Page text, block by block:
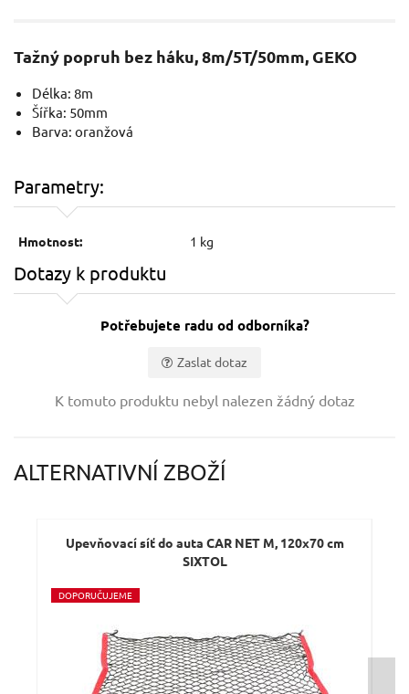
Tažný popruh bez háku, 8m/5T/50mm, GEKO
Délka: 8m
Šířka: 50mm
Barva: oranžová
Parametry:
Hmotnost: 1 kg
Dotazy k produktu
Potřebujete radu od odborníka?
Zaslat dotaz
Odeslat dotaz
K tomuto produktu nebyl nalezen žádný dotaz
ALTERNATIVNÍ ZBOŽÍ
Upevňovací síť do auta CAR NET M, 120x70 cm
SIXTOL
DOPORUČUJEME